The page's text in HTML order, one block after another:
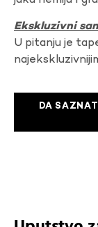
Ekskluzivni
U pitanju je
DA